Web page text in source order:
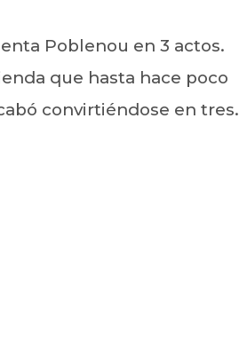
Poblenou en 3 actos.
que hasta hace poco
convirtiéndose en tres.